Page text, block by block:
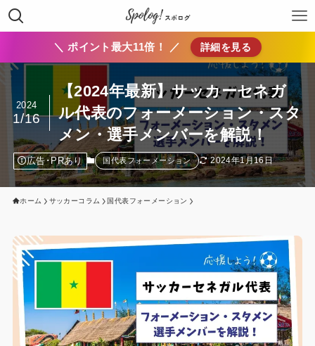
＼ ポイント最大11倍！ ／ 詳細を見る
【2024年最新】サッカーセネガ
ル代表のフォーメーション・スタ
メン・選手メンバーを解説！
2024
1/16
広告･PRあり 国代表フォーメーション 2024年1月16日
ホーム サッカーコラム 国代表フォーメーション